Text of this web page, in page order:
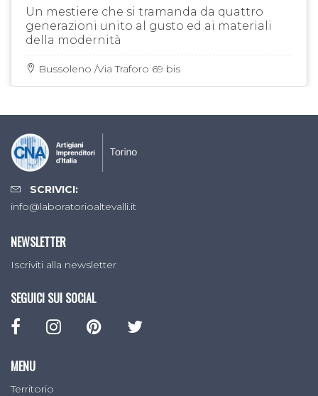
Un mestiere che si tramanda da quattro
generazioni unito al gusto ed ai materiali
della modernità
Bussoleno /Via Traforo 69 bis
SCRIVICI:
info@laboratorioaltevalli.it
NEWSLETTER
Iscriviti alla newsletter
SEGUICI SUI SOCIAL
MENU
Territorio